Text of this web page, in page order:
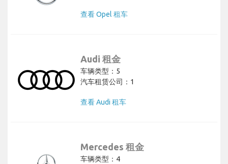
查看 Opel 租车
Audi 租金
车辆类型：5
汽车租赁公司：1
查看 Audi 租车
Mercedes 租金
车辆类型：4